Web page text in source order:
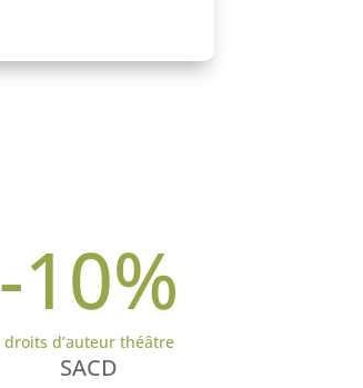
-10%
droits d’auteur théâtre
SACD